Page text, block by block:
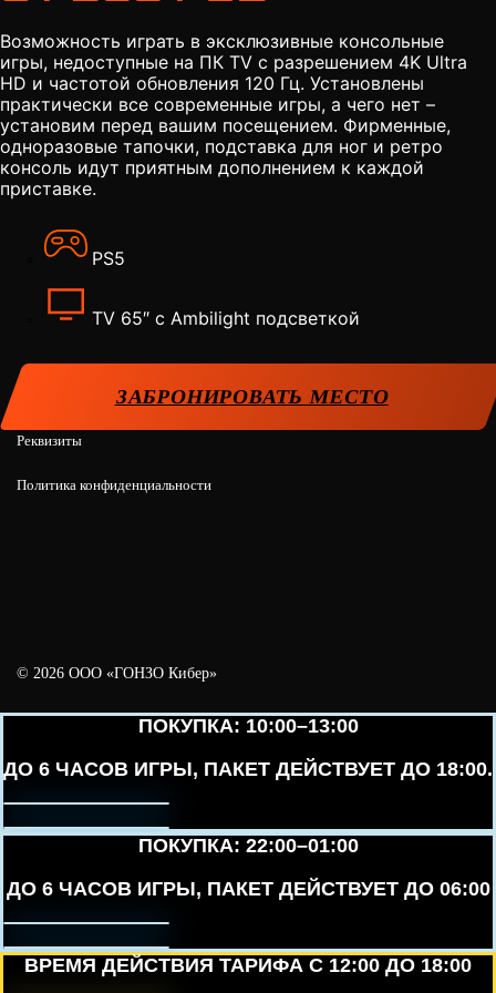
Возможность играть в эксклюзивные консольные
игры, недоступные на ПК TV c разрешением 4K Ultra
HD и частотой обновления 120 Гц. Установлены
практически все современные игры, а чего нет –
установим перед вашим посещением. Фирменные,
одноразовые тапочки, подставка для ног и ретро
консоль идут приятным дополнением к каждой
приставке.
PS5
TV 65″ с Ambilight подсветкой
ЗАБРОНИРОВАТЬ МЕСТО
Реквизиты
Политика конфиденциальности
© 2026 ООО «ГОНЗО Кибер»
ПОКУПКА: 10:00–13:00
ДО 6 ЧАСОВ ИГРЫ, ПАКЕТ ДЕЙСТВУЕТ ДО 18:00.
ПОКУПКА: 22:00–01:00
ДО 6 ЧАСОВ ИГРЫ, ПАКЕТ ДЕЙСТВУЕТ ДО 06:00
ВРЕМЯ ДЕЙСТВИЯ ТАРИФА С 12:00 ДО 18:00